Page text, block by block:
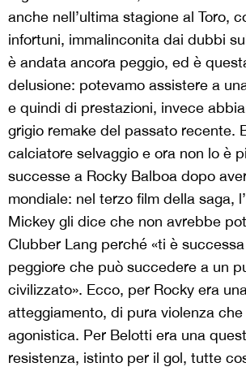
anche nell’ultima stagione al Toro,
infortuni, immalinconita dai dubbi
è andata ancora peggio, ed è
delusione: potevamo assistere a
e quindi di prestazioni, invece
grigio remake del passato recente.
calciatore selvaggio e ora non lo è
successe a Rocky Balboa dopo
mondiale: nel terzo film della saga,
Mickey gli dice che non avrebbe
Clubber Lang perché «ti è
peggiore che può succedere a un
civilizzato». Ecco, per Rocky era
atteggiamento, di pura violenza
agonistica. Per Belotti era una
resistenza, istinto per il gol, tutte